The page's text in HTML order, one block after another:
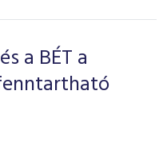
a BÉT a